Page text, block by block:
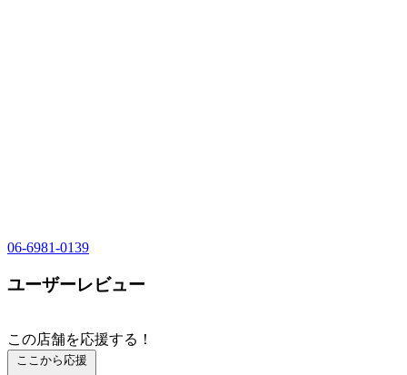
06-6981-0139
ユーザーレビュー
この店舗を応援する！
ここから応援